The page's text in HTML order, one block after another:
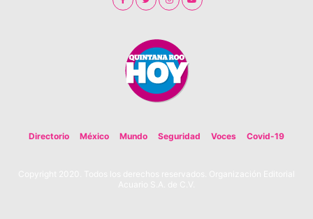
Directorio México Mundo Seguridad Voces Covid-19